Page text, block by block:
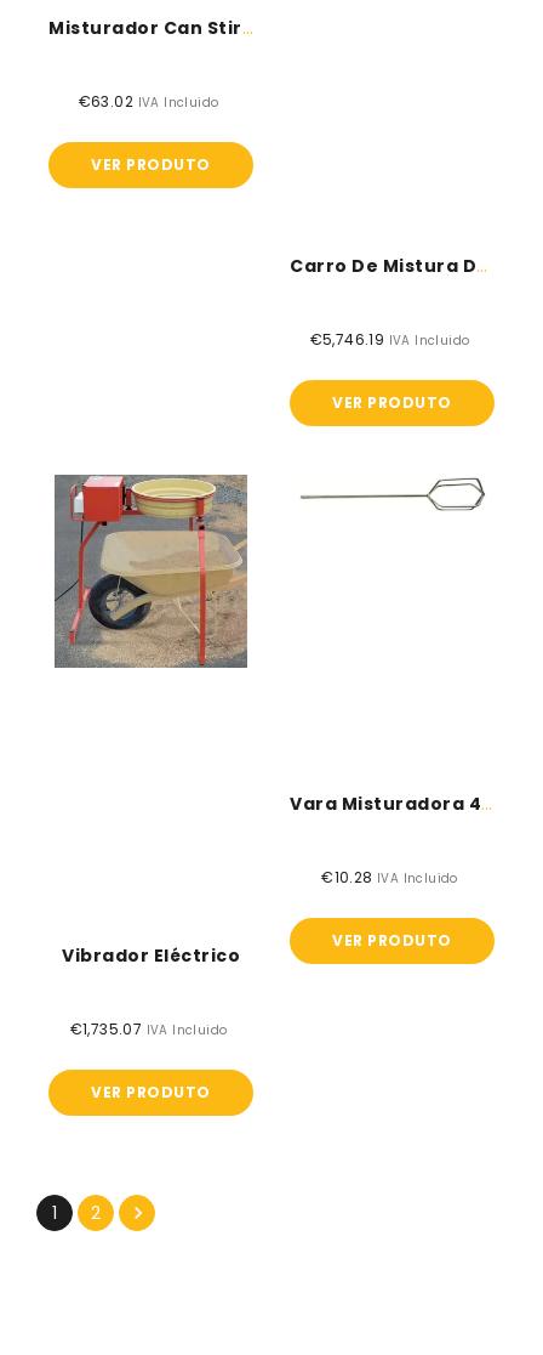
Misturador Can Stirrer
Preço
€63.02 IVA Incluido
VER PRODUTO
Carro De Mistura De Argamassas Sintéticas
Preço
€5,746.19 IVA Incluido
VER PRODUTO
Vibrador
eléctrico
Vibrador Eléctrico
Preço
€1,735.07 IVA Incluido
VER PRODUTO
misturadora
Vara Misturadora 4 Braços
Preço
€10.28 IVA Incluido
VER PRODUTO
1 2